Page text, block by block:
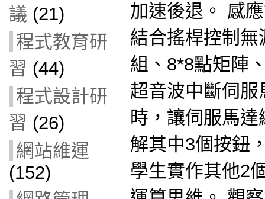
議 (21)
程式教育研
習 (44)
程式設計研
習 (26)
網站維運
(152)
加速後退。 感
結合搖桿控制
組、8*8點矩陣
超音波中斷伺
時，讓伺服馬
解其中3個按鈕
學生實作其他2